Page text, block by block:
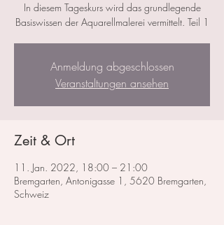
In diesem Tageskurs wird das grundlegende
Basiswissen der Aquarellmalerei vermittelt. Teil 1
Anmeldung abgeschlossen
Veranstaltungen ansehen
Zeit & Ort
11. Jan. 2022, 18:00 – 21:00
Bremgarten, Antonigasse 1, 5620 Bremgarten,
Schweiz